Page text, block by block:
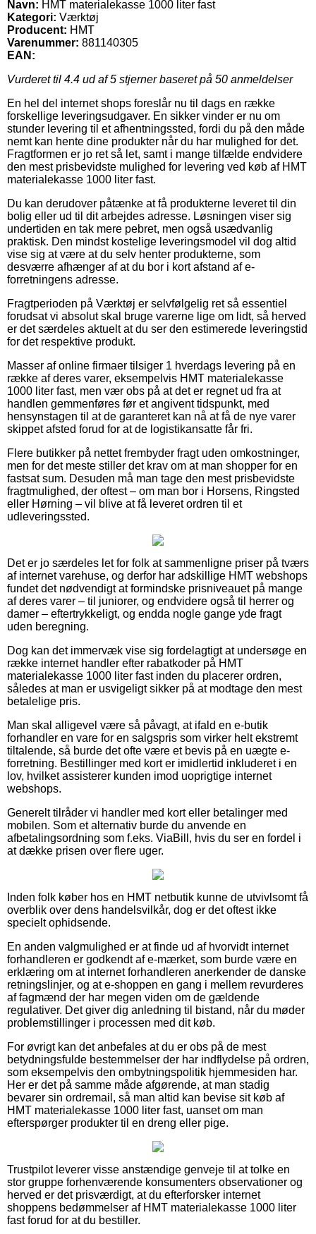
Navn: HMT materialekasse 1000 liter fast
Kategori: Værktøj
Producent: HMT
Varenummer: 881140305
EAN:
Vurderet til 4.4 ud af 5 stjerner baseret på 50 anmeldelser
En hel del internet shops foreslår nu til dags en række
forskellige leveringsudgaver. En sikker vinder er nu om
stunder levering til et afhentningssted, fordi du på den måde
nemt kan hente dine produkter når du har mulighed for det.
Fragtformen er jo ret så let, samt i mange tilfælde endvidere
den mest prisbevidste mulighed for levering ved køb af HMT
materialekasse 1000 liter fast.
Du kan derudover påtænke at få produkterne leveret til din
bolig eller ud til dit arbejdes adresse. Løsningen viser sig
undertiden en tak mere pebret, men også usædvanlig
praktisk. Den mindst kostelige leveringsmodel vil dog altid
vise sig at være at du selv henter produkterne, som
desværre afhænger af at du bor i kort afstand af e-
forretningens adresse.
Fragtperioden på Værktøj er selvfølgelig ret så essentiel
forudsat vi absolut skal bruge varerne lige om lidt, så herved
er det særdeles aktuelt at du ser den estimerede leveringstid
for det respektive produkt.
Masser af online firmaer tilsiger 1 hverdags levering på en
række af deres varer, eksempelvis HMT materialekasse
1000 liter fast, men vær obs på at det er regnet ud fra at
handlen gemmenføres før et angivent tidspunkt, med
hensynstagen til at de garanteret kan nå at få de nye varer
skippet afsted forud for at de logistikansatte får fri.
Flere butikker på nettet frembyder fragt uden omkostninger,
men for det meste stiller det krav om at man shopper for en
fastsat sum. Desuden må man tage den mest prisbevidste
fragtmulighed, der oftest – om man bor i Horsens, Ringsted
eller Hørning – vil blive at få leveret ordren til et
udleveringssted.
Det er jo særdeles let for folk at sammenligne priser på tværs
af internet varehuse, og derfor har adskillige HMT webshops
fundet det nødvendigt at formindske prisniveauet på mange
af deres varer – til juniorer, og endvidere også til herrer og
damer – eftertrykkeligt, og endda nogle gange yde fragt
uden beregning.
Dog kan det immervæk vise sig fordelagtigt at undersøge en
række internet handler efter rabatkoder på HMT
materialekasse 1000 liter fast inden du placerer ordren,
således at man er usvigeligt sikker på at modtage den mest
betalelige pris.
Man skal alligevel være så påvagt, at ifald en e-butik
forhandler en vare for en salgspris som virker helt ekstremt
tiltalende, så burde det ofte være et bevis på en uægte e-
forretning. Bestillinger med kort er imidlertid inkluderet i en
lov, hvilket assisterer kunden imod uoprigtige internet
webshops.
Generelt tilråder vi handler med kort eller betalinger med
mobilen. Som et alternativ burde du anvende en
afbetalingsordning som f.eks. ViaBill, hvis du ser en fordel i
at dække prisen over flere uger.
Inden folk køber hos en HMT netbutik kunne de utvivlsomt få
overblik over dens handelsvilkår, dog er det oftest ikke
specielt ophidsende.
En anden valgmulighed er at finde ud af hvorvidt internet
forhandleren er godkendt af e-mærket, som burde være en
erklæring om at internet forhandleren anerkender de danske
retningslinjer, og at e-shoppen en gang i mellem revurderes
af fagmænd der har megen viden om de gældende
regulativer. Det giver dig anledning til bistand, når du møder
problemstillinger i processen med dit køb.
For øvrigt kan det anbefales at du er obs på de mest
betydningsfulde bestemmelser der har indflydelse på ordren,
som eksempelvis den ombytningspolitik hjemmesiden har.
Her er det på samme måde afgørende, at man stadig
bevarer sin ordremail, så man altid kan bevise sit køb af
HMT materialekasse 1000 liter fast, uanset om man
efterspørger produkter til en dreng eller pige.
Trustpilot leverer visse anstændige genveje til at tolke en
stor gruppe forhenværende konsumenters observationer og
herved er det prisværdigt, at du efterforsker internet
shoppens bedømmelser af HMT materialekasse 1000 liter
fast forud for at du bestiller.